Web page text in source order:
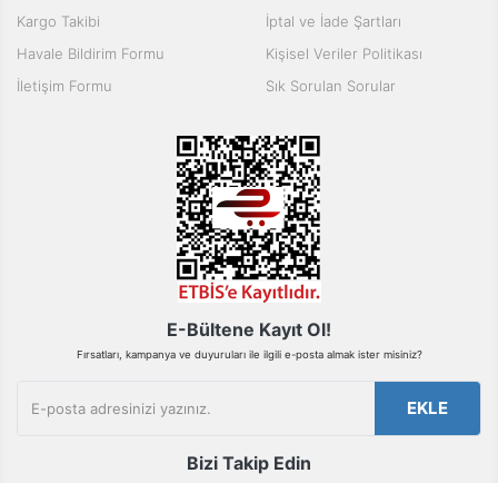
Ürün fiyatı diğer sitelerden daha pahalı.
Bu ürüne benzer farklı alternatifler olmalı.
Gönder
Kargo Takibi
Havale Bildirim Formu
İletişim Formu
İptal ve İade Şartları
Kişisel Veriler Politikası
Sık Sorulan Sorular
E-Bültene Kayıt Ol!
Fırsatları, kampanya ve duyuruları ile ilgili e-posta almak ister misiniz?
EKLE
Bizi Takip Edin